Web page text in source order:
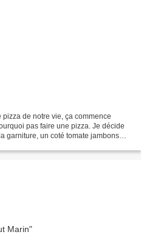
de notre vie, ça commence
pas faire une pizza. Je décide
garniture, un coté tomate jambons